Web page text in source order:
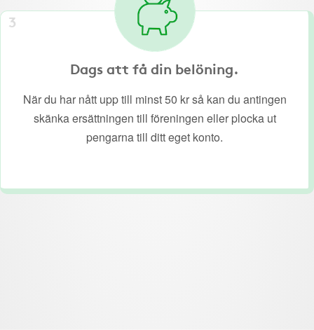
3
Dags att få din belöning.
När du har nått upp till minst 50 kr så kan du antingen
skänka ersättningen till föreningen eller plocka ut
pengarna till ditt eget konto.